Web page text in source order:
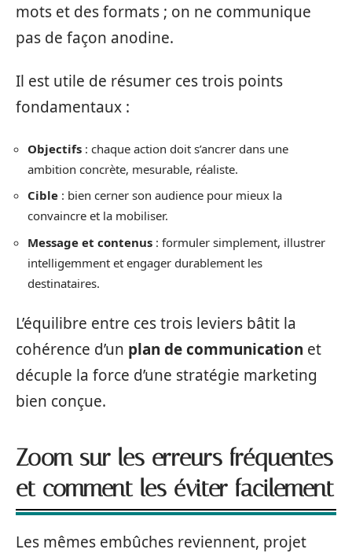
mots et des formats ; on ne communique
pas de façon anodine.
Il est utile de résumer ces trois points
fondamentaux :
Objectifs : chaque action doit s’ancrer dans une
ambition concrète, mesurable, réaliste.
Cible : bien cerner son audience pour mieux la
convaincre et la mobiliser.
Message et contenus : formuler simplement, illustrer
intelligemment et engager durablement les
destinataires.
L’équilibre entre ces trois leviers bâtit la
cohérence d’un plan de communication et
décuple la force d’une stratégie marketing
bien conçue.
Zoom sur les erreurs fréquentes
et comment les éviter facilement
Les mêmes embûches reviennent, projet